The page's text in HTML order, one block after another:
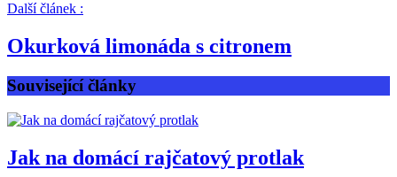
Další článek :
Okurková limonáda s citronem
Související články
Jak na domácí rajčatový protlak